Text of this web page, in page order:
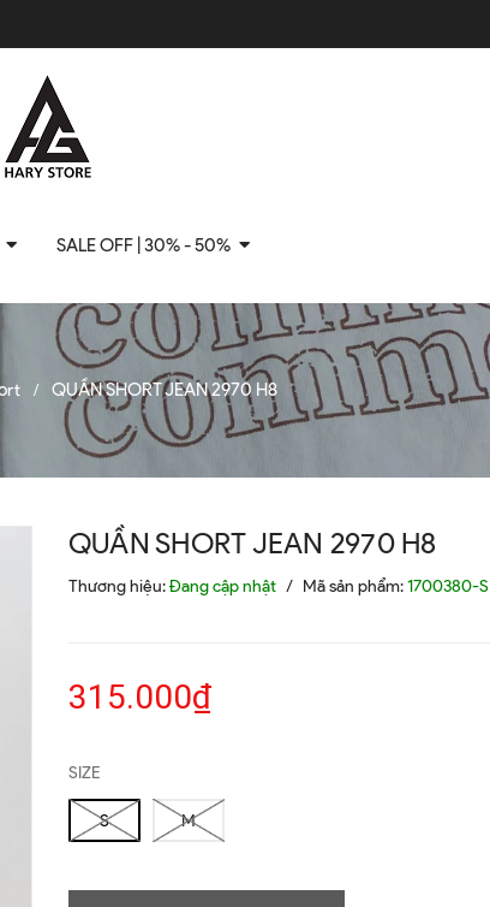
SALE OFF | 30% - 50%
/ QUẦN SHORT JEAN 2970 H8
QUẦN SHORT JEAN 2970 H8
Thương hiệu:Đang cập nhật / Mã sản phẩm:1700380-S
315.000₫
SIZE
S M